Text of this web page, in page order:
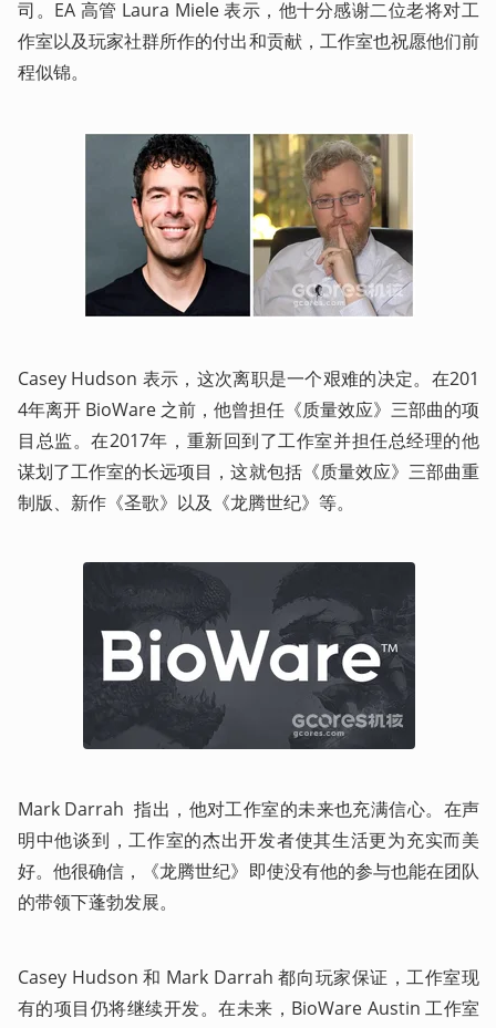
司。EA 高管 Laura Miele 表示，他十分感谢二位老将对工
作室以及玩家社群所作的付出和贡献，工作室也祝愿他们前
程似锦。
Casey Hudson 表示，这次离职是一个艰难的决定。在201
4年离开 BioWare 之前，他曾担任《质量效应》三部曲的项
目总监。在2017年，重新回到了工作室并担任总经理的他
谋划了工作室的长远项目，这就包括《质量效应》三部曲重
制版、新作《圣歌》以及《龙腾世纪》等。
Mark Darrah  指出，他对工作室的未来也充满信心。在声
明中他谈到，工作室的杰出开发者使其生活更为充实而美
好。他很确信，《龙腾世纪》即使没有他的参与也能在团队
的带领下蓬勃发展。
Casey Hudson 和 Mark Darrah 都向玩家保证，工作室现
有的项目仍将继续开发。在未来，BioWare Austin 工作室